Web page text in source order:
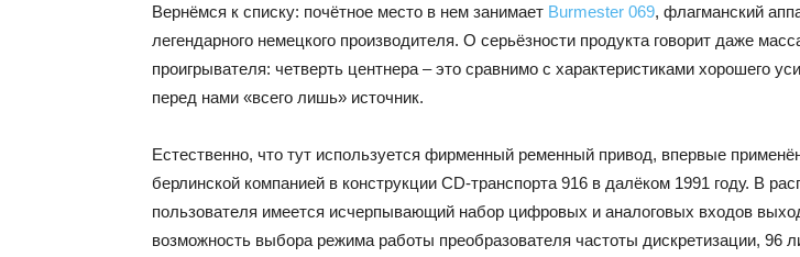
Вернёмся к списку: почётное место в нем занимает Burmester 069, флагманский
легендарного немецкого производителя. О серьёзности продукта говорит даже
проигрывателя: четверть центнера – это сравнимо с характеристиками хорошего
перед нами «всего лишь» источник.
Естественно, что тут используется фирменный ременный привод, впервые
берлинской компанией в конструкции CD-транспорта 916 в далёком 1991 году. В
пользователя имеется исчерпывающий набор цифровых и аналоговых входов
возможность выбора режима работы преобразователя частоты дискретизации, 96